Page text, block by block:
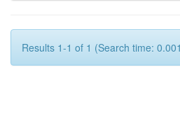
Results 1-1 of 1 (Search time: